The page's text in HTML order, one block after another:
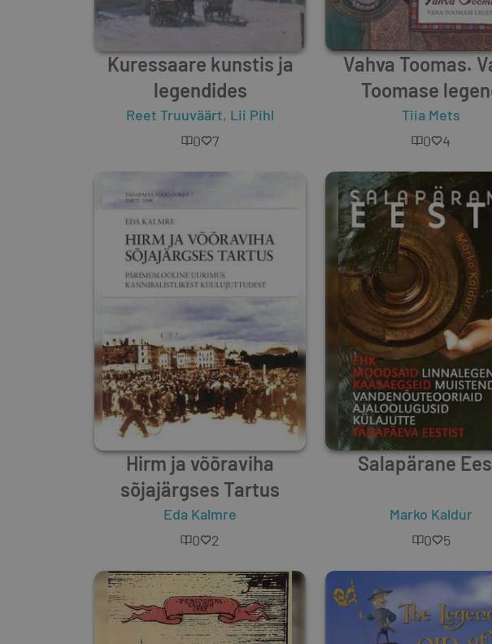
Kuressaare kunstis ja
legendides
Reet Truuväärt, Lii Pihl
0
7
Vahva Toomas.
Toomase
Tiia Mets
0
4
Hirm ja võõraviha
sõjajärgses Tartus
Eda Kalmre
0
2
Salapärane
Marko Kaldur
0
5